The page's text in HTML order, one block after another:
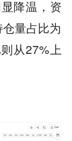
降温，资
量占比为
从27%上